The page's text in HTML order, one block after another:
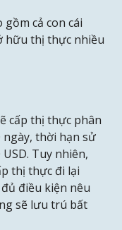
cả con cái
hữu thị thực nhiều
cấp thị thực phân
ngày, thời hạn sử
Tuy nhiên,
thị thực đi lại
điều kiện nêu
sẽ lưu trú bất